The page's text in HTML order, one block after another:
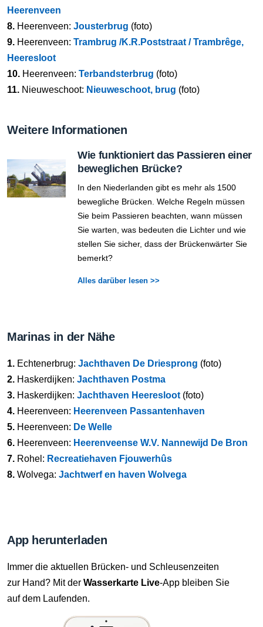
Heerenveen
8. Heerenveen: Jousterbrug (foto)
9. Heerenveen: Trambrug /K.R.Poststraat / Trambrêge,
Heeresloot
10. Heerenveen: Terbandsterbrug (foto)
11. Nieuweschoot: Nieuweschoot, brug (foto)
Weitere Informationen
Wie funktioniert das Passieren einer
beweglichen Brücke?
In den Niederlanden gibt es mehr als 1500
bewegliche Brücken. Welche Regeln müssen
Sie beim Passieren beachten, wann müssen
Sie warten, was bedeuten die Lichter und wie
stellen Sie sicher, dass der Brückenwärter Sie
bemerkt?
Alles darüber lesen >>
Marinas in der Nähe
1. Echtenerbrug: Jachthaven De Driesprong (foto)
2. Haskerdijken: Jachthaven Postma
3. Haskerdijken: Jachthaven Heeresloot (foto)
4. Heerenveen: Heerenveen Passantenhaven
5. Heerenveen: De Welle
6. Heerenveen: Heerenveense W.V. Nannewijd De Bron
7. Rohel: Recreatiehaven Fjouwerhûs
8. Wolvega: Jachtwerf en haven Wolvega
App herunterladen
Immer die aktuellen Brücken- und Schleusenzeiten
zur Hand? Mit der Wasserkarte Live-App bleiben Sie
auf dem Laufenden.